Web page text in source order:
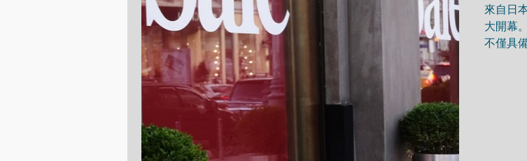
來自日
大開幕
不僅具